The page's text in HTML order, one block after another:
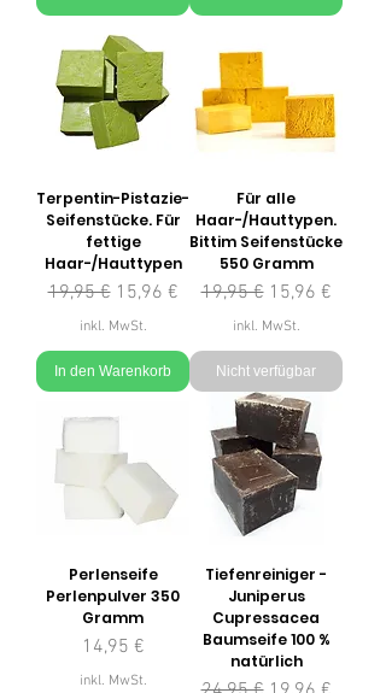
Terpentin-Pistazie-
Seifenstücke. Für
fettige
Haar-/Hauttypen
Standardpreis
19,95 € Sale-Preis
15,96 €
inkl. MwSt.
In den Warenkorb
Für alle
Haar-/Hauttypen.
Bittim Seifenstücke
550 Gramm
Standardpreis
19,95 € Sale-Preis
15,96 €
inkl. MwSt.
Nicht verfügbar
Perlenseife
Perlenpulver 350
Gramm
Preis
14,95 €
inkl. MwSt.
Tiefenreiniger -
Juniperus
Cupressacea
Baumseife 100 %
natürlich